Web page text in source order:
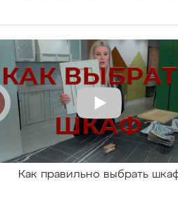
Как правильно выбрать